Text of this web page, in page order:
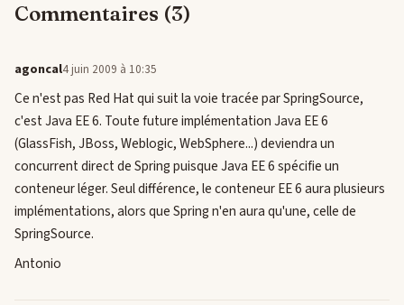
Commentaires (3)
agoncal4 juin 2009 à 10:35
Ce n'est pas Red Hat qui suit la voie tracée par SpringSource,
c'est Java EE 6. Toute future implémentation Java EE 6
(GlassFish, JBoss, Weblogic, WebSphere...) deviendra un
concurrent direct de Spring puisque Java EE 6 spécifie un
conteneur léger. Seul différence, le conteneur EE 6 aura plusieurs
implémentations, alors que Spring n'en aura qu'une, celle de
SpringSource.
Antonio